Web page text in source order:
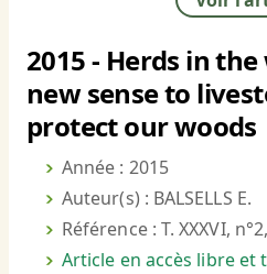
2015 - Herds in
new sense to
protect our woods
Année : 2015
Auteur(s) : BALSELLS E.
Référence : T. XXXVI,
Article en accès libre